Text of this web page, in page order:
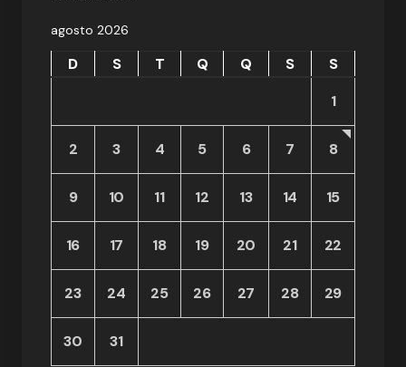
agosto 2026
D S T Q Q S
S
1
2 3 4 5 6 7 8
9 10 11 12 13 14 15
16 17 18 19 20 21 22
23 24 25 26 27 28 29
30 31